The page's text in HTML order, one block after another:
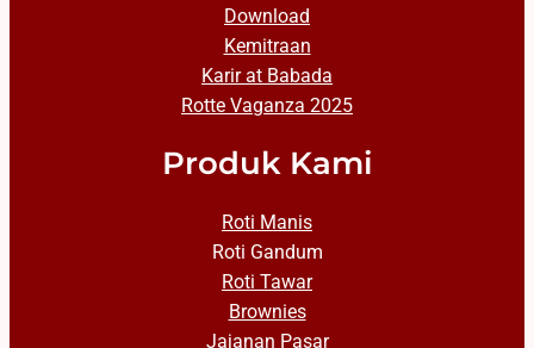
Download
Kemitraan
Karir at Babada
Rotte Vaganza 2025
Produk Kami
Roti Manis
Roti Gandum
Roti Tawar
Brownies
Jajanan Pasar